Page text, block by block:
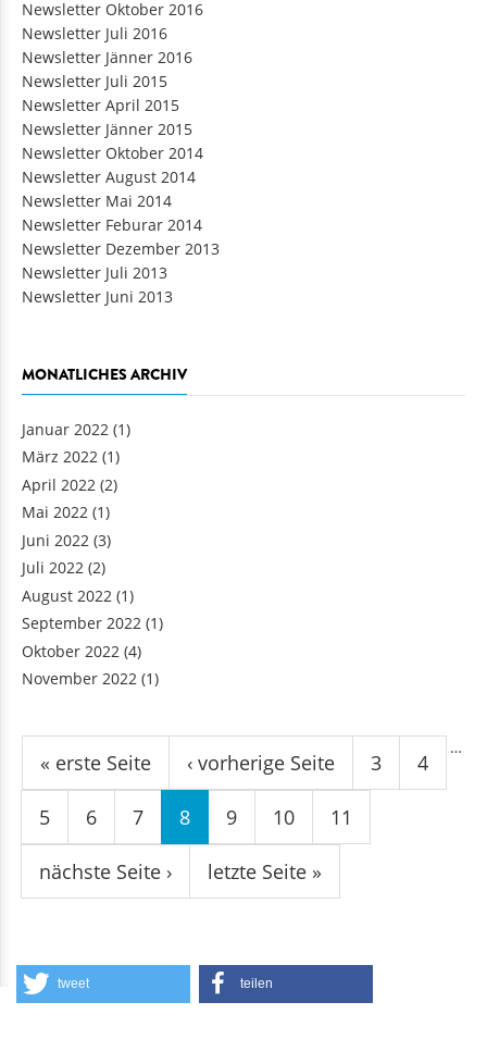
Newsletter Oktober 2016
Newsletter Juli 2016
Newsletter Jänner 2016
Newsletter Juli 2015
Newsletter April 2015
Newsletter Jänner 2015
Newsletter Oktober 2014
Newsletter August 2014
Newsletter Mai 2014
Newsletter Feburar 2014
Newsletter Dezember 2013
Newsletter Juli 2013
Newsletter Juni 2013
MONATLICHES ARCHIV
Januar 2022 (1)
März 2022 (1)
April 2022 (2)
Mai 2022 (1)
Juni 2022 (3)
Juli 2022 (2)
August 2022 (1)
September 2022 (1)
Oktober 2022 (4)
November 2022 (1)
Seiten
« erste Seite ‹ vorherige Seite
…
3 4
5 6 7 8 9 10 11
nächste Seite › letzte Seite »
tweet teilen